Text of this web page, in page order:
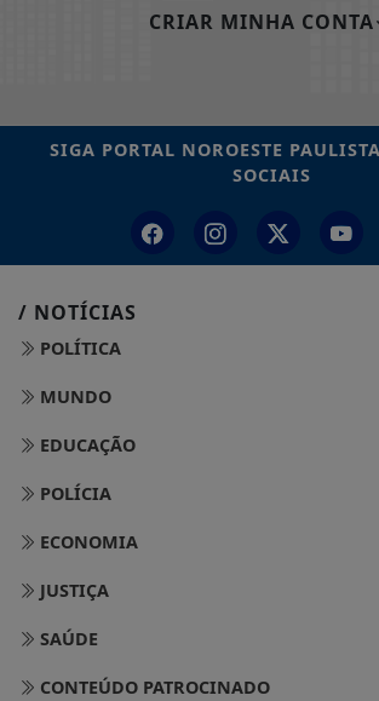
CRIAR MINHA CONTA
SIGA PORTAL NOROESTE PAULISTA
SOCIAIS
/ NOTÍCIAS
POLÍTICA
MUNDO
EDUCAÇÃO
POLÍCIA
ECONOMIA
JUSTIÇA
SAÚDE
CONTEÚDO PATROCINADO